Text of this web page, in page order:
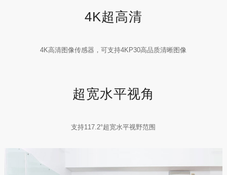
4K超高清
4K高清图像传感器，可支持4KP30高品质清晰图像
超宽水平视角
支持117.2°超宽水平视野范围